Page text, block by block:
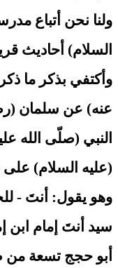
ولنا نحن أتباع
السلام) أحاديث
وأكتفي بذكر ما
عنه) عن سلمان
النبي (صلّى الله
(عليه السلام) على
وهو يقول: أنتَ -
سيد أنتَ إمام ابن
أبو حجج تسعة من